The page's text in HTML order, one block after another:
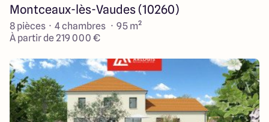
Montceaux-lès-Vaudes (10260)
8 pièces · 4 chambres · 95 m²
À partir de 219 000 €